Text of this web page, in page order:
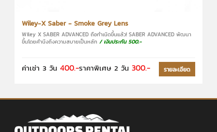
Wiley-X Saber - Smoke Grey Lens
Wiley X SABER ADVANCED ถือกำเนิดขึ้นแล้ว! SABER ADVANCED พัฒนา
ขึ้นโดยคำนึงถึงความสบายเป็นหลัก / เงินประกัน 500.-
ค่าเช่า 3 วัน 400.-ราคาพิเศษ 2 วัน 300.- รายละเอียด